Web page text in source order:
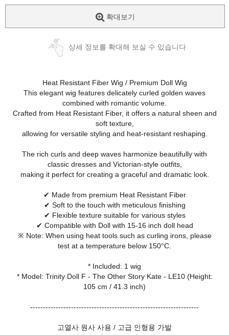
확대보기
상세 정보를 확대해 보실 수 있습니다
Heat Resistant Fiber Wig / Premium Doll Wig
This elegant wig features delicately curled golden waves
combined with romantic volume.
Crafted from Heat Resistant Fiber, it offers a natural sheen and
soft texture,
allowing for versatile styling and heat-resistant reshaping.
The rich curls and deep waves harmonize beautifully with
classic dresses and Victorian-style outfits,
making it perfect for creating a graceful and dramatic look.
✔ Made from premium Heat Resistant Fiber
✔ Soft to the touch with meticulous finishing
✔ Flexible texture suitable for various styles
✔ Compatible with Doll with 15-16 inch doll head
※ Note: When using heat tools such as curling irons, please
test at a temperature below 150°C.
* Included: 1 wig
* Model: Trinity Doll F - The Other Story Kate - LE10 (Height:
105 cm / 41.3 inch)
------------------------------------------------------------------
고열사 원사 사용 / 고급 인형용 가발